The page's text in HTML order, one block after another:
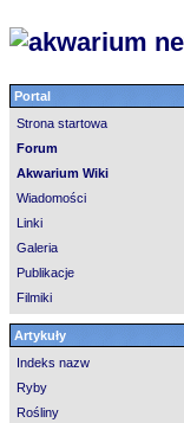
Portal
Strona startowa
Forum
Akwarium Wiki
Wiadomości
Linki
Galeria
Publikacje
Filmiki
Artykuły
Indeks nazw
Ryby
Rośliny